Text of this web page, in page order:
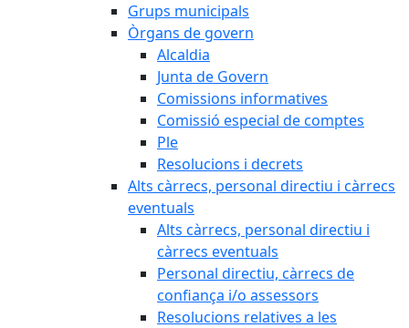
Grups municipals
Òrgans de govern
Alcaldia
Junta de Govern
Comissions informatives
Comissió especial de comptes
Ple
Resolucions i decrets
Alts càrrecs, personal directiu i càrrecs
eventuals
Alts càrrecs, personal directiu i
càrrecs eventuals
Personal directiu, càrrecs de
confiança i/o assessors
Resolucions relatives a les